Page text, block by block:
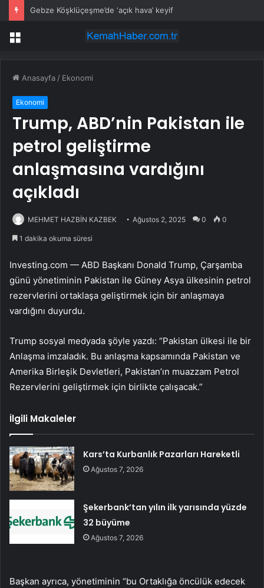
Gebze Köşklüçeşme’de ‘açık hava’ keyif
Menü
Anasayfa / Ekonomi
Ekonomi
Trump, ABD’nin Pakistan ile
petrol geliştirme
anlaşmasına vardığını
açıkladı
MEHMET HAZBİN KAZBEK Ağustos 2, 2025 0 0
1 dakika okuma süresi
Investing.com — ABD Başkanı Donald Trump, Çarşamba
günü yönetiminin Pakistan ile Güney Asya ülkesinin petrol
rezervlerini ortaklaşa geliştirmek için bir anlaşmaya
vardığını duyurdu.
Trump sosyal medyada şöyle yazdı: “Pakistan ülkesi ile bir
Anlaşma imzaladık. Bu anlaşma kapsamında Pakistan ve
Amerika Birleşik Devletleri, Pakistan’ın muazzam Petrol
Rezervlerini geliştirmek için birlikte çalışacak.”
İlgili Makaleler
Kars’ta Kurbanlık Pazarları Hareketli
Ağustos 7, 2026
Şekerbank’tan yılın ilk yarısında yüzde
32 büyüme
Ağustos 7, 2026
Başkan ayrıca, yönetiminin “bu Ortaklığa öncülük edecek